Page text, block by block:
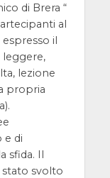
di Brera “
al
il
leggere,
lezione
propria
e di
sfida. Il
stato svolto